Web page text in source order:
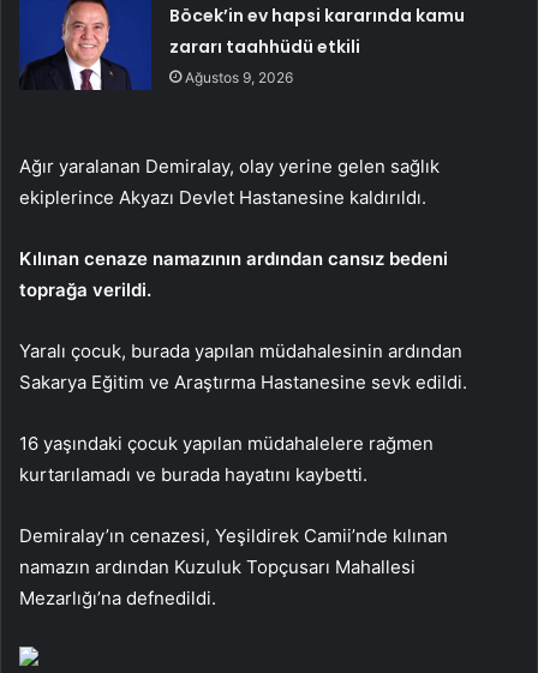
Böcek’in ev hapsi kararında kamu
zararı taahhüdü etkili
Ağustos 9, 2026
Ağır yaralanan Demiralay, olay yerine gelen sağlık
ekiplerince Akyazı Devlet Hastanesine kaldırıldı.
Kılınan cenaze namazının ardından cansız bedeni
toprağa verildi.
Yaralı çocuk, burada yapılan müdahalesinin ardından
Sakarya Eğitim ve Araştırma Hastanesine sevk edildi.
16 yaşındaki çocuk yapılan müdahalelere rağmen
kurtarılamadı ve burada hayatını kaybetti.
Demiralay’ın cenazesi, Yeşildirek Camii’nde kılınan
namazın ardından Kuzuluk Topçusarı Mahallesi
Mezarlığı’na defnedildi.